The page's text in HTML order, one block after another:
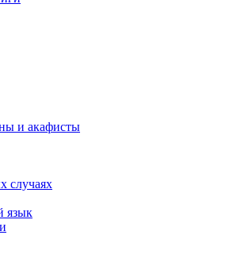
и акафисты
случаях
язык